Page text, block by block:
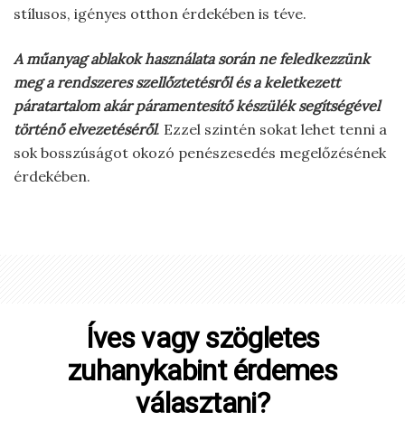
stílusos, igényes otthon érdekében is téve.
A műanyag ablakok használata során ne feledkezzünk
meg a rendszeres szellőztetésről és a keletkezett
páratartalom akár páramentesítő készülék segítségével
történő elvezetéséről. Ezzel szintén sokat lehet tenni a
sok bosszúságot okozó penészesedés megelőzésének
érdekében.
Íves vagy szögletes
zuhanykabint érdemes
választani?